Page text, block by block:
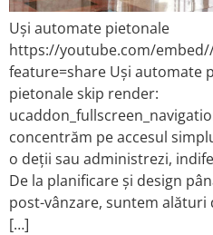
Uși automate pietonale
https://youtube.com/embed//
feature=share Uși automate
pietonale skip render:
concentrăm pe accesul
o deții sau administrezi,
De la planificare și design
post-vânzare, suntem alături
[…]